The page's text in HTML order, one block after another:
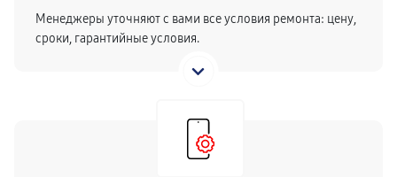
Менеджеры уточняют с вами все условия ремонта: цену,
сроки, гарантийные условия.